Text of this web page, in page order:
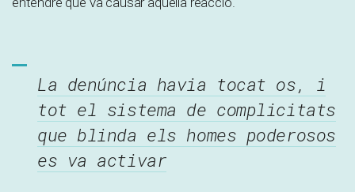
La denúncia havia tocat os, i
tot el sistema de complicitats
que blinda els homes poderosos
es va activar